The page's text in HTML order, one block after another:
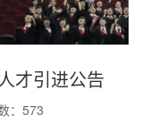
才引进公告
： 573